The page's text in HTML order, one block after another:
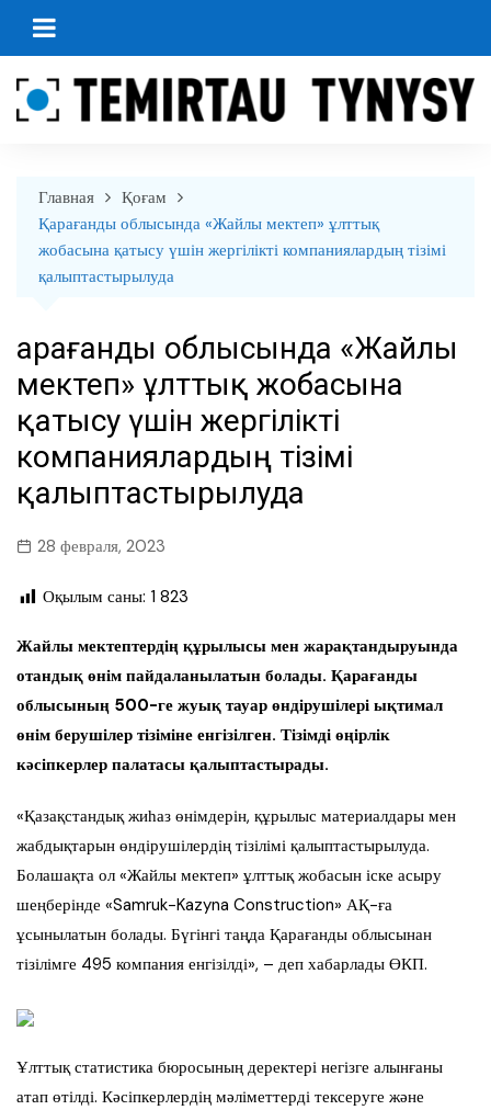
перейти
Главная
Қоғам
Қарағанды облысында «Жайлы мектеп» ұлттық
жобасына қатысу үшін жергілікті компаниялардың тізімі
қалыптастырылуда
Қарағанды облысында «Жайлы
мектеп» ұлттық жобасына
қатысу үшін жергілікті
компаниялардың тізімі
қалыптастырылуда
28 февраля, 2023
Оқылым саны: 1 823
Жайлы мектептердің құрылысы мен жарақтандыруында
отандық өнім пайдаланылатын болады. Қарағанды
облысының 500-ге жуық тауар өндірушілері ықтимал
өнім берушілер тізіміне енгізілген. Тізімді өңірлік
кәсіпкерлер палатасы қалыптастырады.
«Қазақстандық жиһаз өнімдерін, құрылыс материалдары мен
жабдықтарын өндірушілердің тізілімі қалыптастырылуда.
Болашақта ол «Жайлы мектеп» ұлттық жобасын іске асыру
шеңберінде «Samruk-Kazyna Construction» АҚ-ға
ұсынылатын болады. Бүгінгі таңда Қарағанды облысынан
тізілімге 495 компания енгізілді», – деп хабарлады ӨКП.
Ұлттық статистика бюросының деректері негізге алынғаны
атап өтілді. Кәсіпкерлердің мәліметтерді тексеруге және